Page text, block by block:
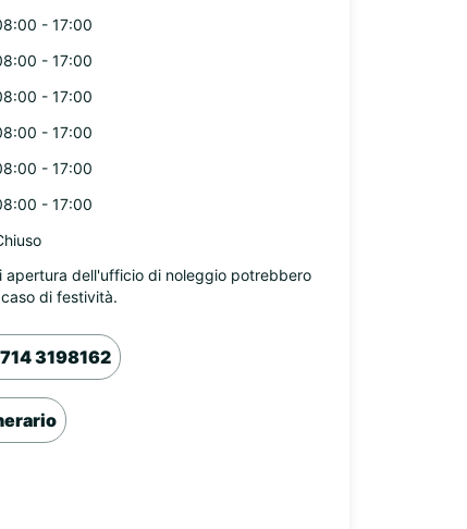
- 17:00
- 17:00
- 17:00
- 17:00
- 17:00
- 17:00
apertura dell'ufficio di noleggio potrebbero
di festività.
3198162